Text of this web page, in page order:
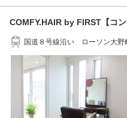
COMFY.HAIR by FIRST【コン
国道８号線沿い ローソン大